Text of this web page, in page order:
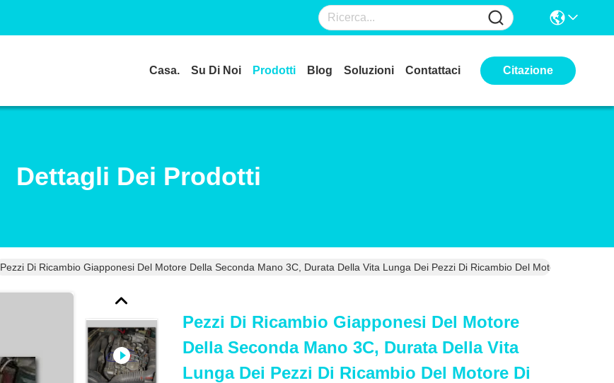
Casa. Su Di Noi Prodotti Blog Soluzioni Contattaci Citazione
Dettagli Dei Prodotti
Pezzi Di Ricambio Giapponesi Del Motore Della Seconda Mano 3C, Durata Della Vita Lunga Dei Pezzi Di Ricambio Del Motore Di
Pezzi Di Ricambio Giapponesi Del Motore
Della Seconda Mano 3C, Durata Della Vita
Lunga Dei Pezzi Di Ricambio Del Motore Di